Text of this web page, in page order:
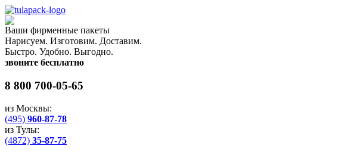
Ваши фирменные пакеты
Нарисуем. Изготовим. Доставим.
Быстро. Удобно. Выгодно.
звоните бесплатно
8 800 700-05-65
из Москвы:
(495) 960-87-78
из Тулы:
(4872) 35-87-75